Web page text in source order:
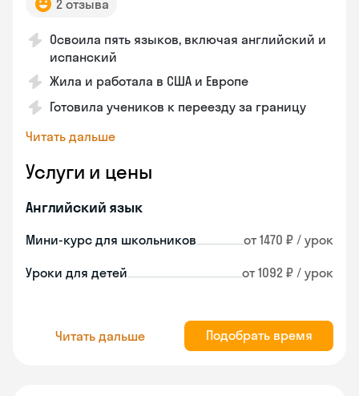
2 отзыва
Освоила пять языков, включая английский и
испанский
Жила и работала в США и Европе
Готовила учеников к переезду за границу
Читать дальше
Услуги и цены
Английский язык
Мини-курс для школьников от 1470 ₽ / урок
Уроки для детей от 1092 ₽ / урок
Читать дальше Подобрать время